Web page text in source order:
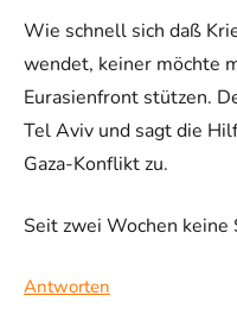
Wie schnell sich daß
wendet, keiner möchte
Eurasienfront stützen.
Tel Aviv und sagt die
Gaza-Konflikt zu.
Seit zwei Wochen
Antworten